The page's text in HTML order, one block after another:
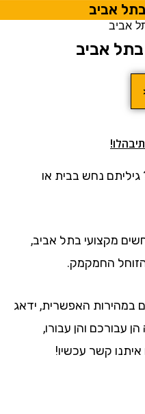
אביב
אביב
אביב
נחש בבית או
מקצועי בתל אביב,
הזוחל החמקמק.
במהירות האפשרית, ידאג
עבורכם והן עבורו,
קשר עכשיו!